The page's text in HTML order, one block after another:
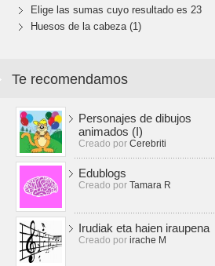
Elige las sumas cuyo resultado es 23
Huesos de la cabeza (1)
Te recomendamos
Personajes de dibujos
animados (I)
Creado por Cerebriti
Edublogs
Creado por Tamara R
Irudiak eta haien iraupena
Creado por irache M